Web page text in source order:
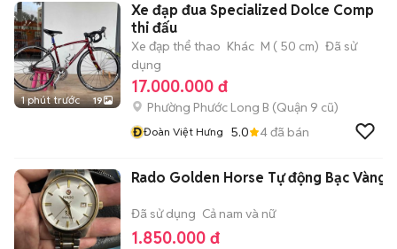
1 phút trước 19
Xe đạp đua Specialized Dolce Comp
thi đấu
Xe đạp thể thao Khác M ( 50 cm) Đã sử
dụng
17.000.000 đ
Phường Phước Long B (Quận 9 cũ)
ĐĐoàn Việt Hưng 5.0 4đã bán
Rado Golden Horse Tự động Bạc Vàng
Đã sử dụng Cả nam và nữ
1.850.000 đ